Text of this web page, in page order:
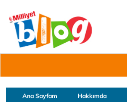
Ana Sayfam Hakkımda